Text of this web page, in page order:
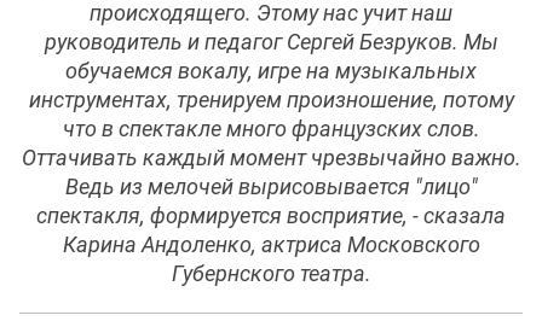
происходящего. Этому нас учит наш
руководитель и педагог Сергей Безруков. Мы
обучаемся вокалу, игре на музыкальных
инструментах, тренируем произношение, потому
что в спектакле много французских слов.
Оттачивать каждый момент чрезвычайно важно.
Ведь из мелочей вырисовывается "лицо"
спектакля, формируется восприятие, - сказала
Карина Андоленко, актриса Московского
Губернского театра.